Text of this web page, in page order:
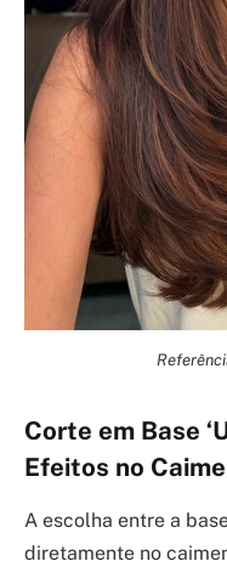
Corte em Base
Efeitos no
A escolha entre a base
diretamente no